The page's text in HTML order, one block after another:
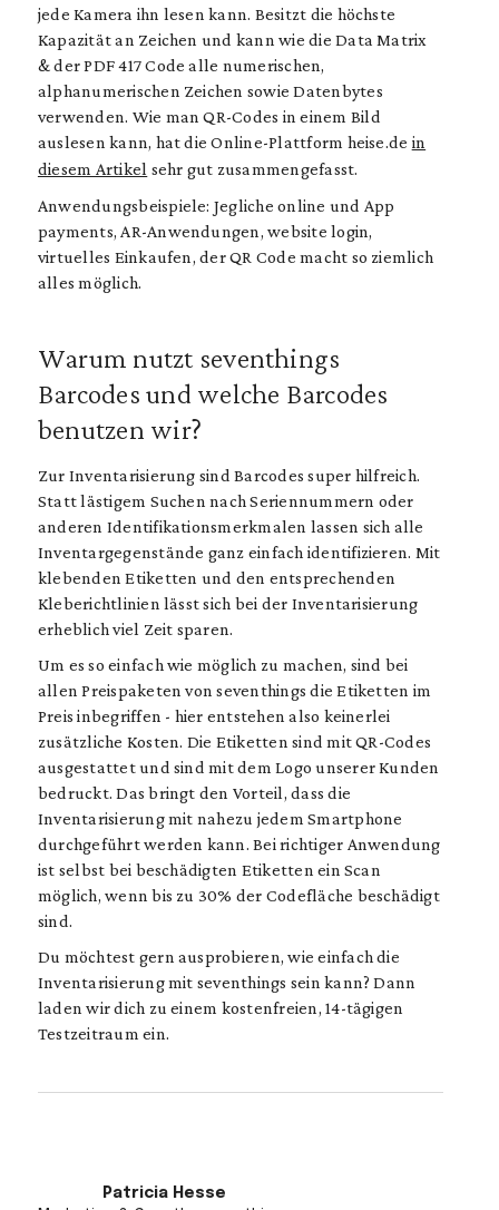
jede Kamera ihn lesen kann. Besitzt die höchste
Kapazität an Zeichen und kann wie die Data Matrix
& der PDF 417 Code alle numerischen,
alphanumerischen Zeichen sowie Datenbytes
verwenden. Wie man QR-Codes in einem Bild
auslesen kann, hat die Online-Plattform heise.de in
diesem Artikel sehr gut zusammengefasst.
Anwendungsbeispiele: Jegliche online und App
payments, AR-Anwendungen, website login,
virtuelles Einkaufen, der QR Code macht so ziemlich
alles möglich.
Warum nutzt seventhings
Barcodes und welche Barcodes
benutzen wir?
Zur Inventarisierung sind Barcodes super hilfreich.
Statt lästigem Suchen nach Seriennummern oder
anderen Identifikationsmerkmalen lassen sich alle
Inventargegenstände ganz einfach identifizieren. Mit
klebenden Etiketten und den entsprechenden
Kleberichtlinien lässt sich bei der Inventarisierung
erheblich viel Zeit sparen.
Um es so einfach wie möglich zu machen, sind bei
allen Preispaketen von seventhings die Etiketten im
Preis inbegriffen - hier entstehen also keinerlei
zusätzliche Kosten. Die Etiketten sind mit QR-Codes
ausgestattet und sind mit dem Logo unserer Kunden
bedruckt. Das bringt den Vorteil, dass die
Inventarisierung mit nahezu jedem Smartphone
durchgeführt werden kann. Bei richtiger Anwendung
ist selbst bei beschädigten Etiketten ein Scan
möglich, wenn bis zu 30% der Codefläche beschädigt
sind.
Du möchtest gern ausprobieren, wie einfach die
Inventarisierung mit seventhings sein kann? Dann
laden wir dich zu einem kostenfreien, 14-tägigen
Testzeitraum ein.
Patricia Hesse